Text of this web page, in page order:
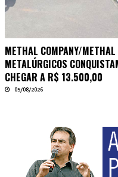
METHAL COMPANY/
METALÚRGICOS
CHEGAR A R$ 13.500,00
05/08/2026